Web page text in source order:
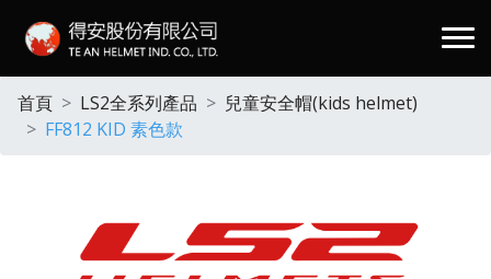
首頁 LS2全系列產品
兒童安全帽(kids helmet)
FF812 KID 素色款